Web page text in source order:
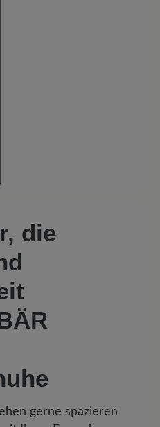
die
gerne spazieren